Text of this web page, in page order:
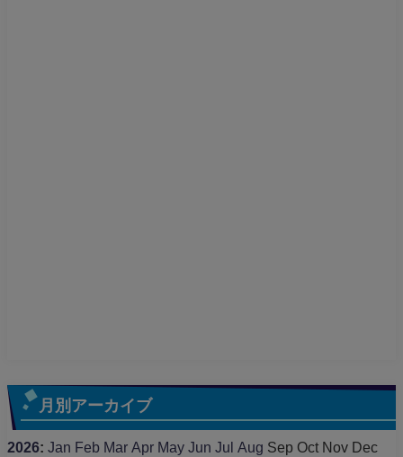
月別アーカイブ
2026: Jan Feb Mar Apr May Jun Jul Aug Sep Oct Nov Dec